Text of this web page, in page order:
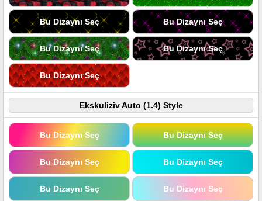
Bu Dizaynı Seç Bu Dizaynı Seç
Bu Dizaynı Seç Bu Dizaynı Seç
Bu Dizaynı Seç
Ekskuliziv Auto (1.4) Style
Bu Dizaynı Seç Bu Dizaynı Seç
Bu Dizaynı Seç Bu Dizaynı Seç
Bu Dizaynı Seç Bu Dizaynı Seç